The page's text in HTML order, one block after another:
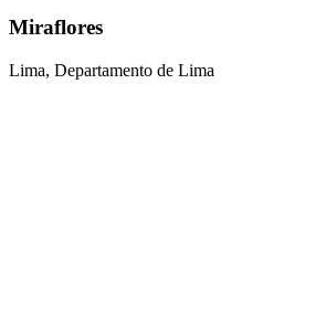
Miraflores
Lima, Departamento de Lima